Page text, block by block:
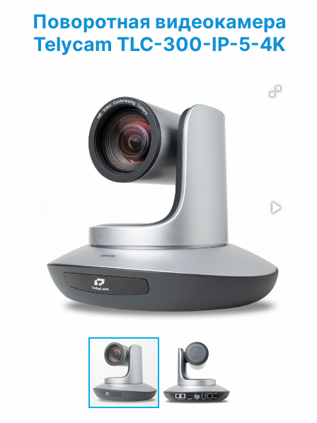
Поворотная видеокамера
Telycam TLC-300-IP-5-4K